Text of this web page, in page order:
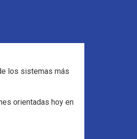
los sistemas más
orientadas hoy en